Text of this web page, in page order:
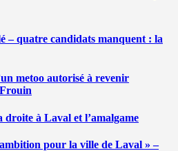
– quatre candidats manquent : la
metoo autorisé à revenir
droite à Laval et l’amalgame
pour la ville de Laval » –